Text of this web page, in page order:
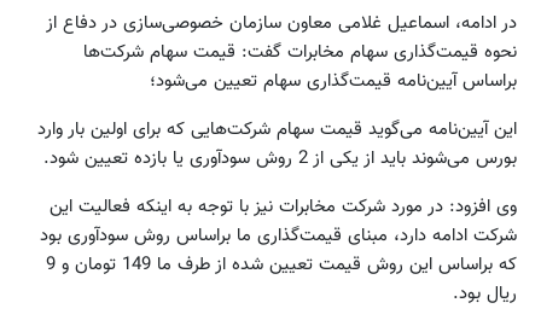
در ادامه، اسماعیل غلامی معاون سازمان خصوصی‌سازی‌ در دفاع از
نحوه قیمت‌گذاری سهام مخابرات گفت: قیمت سهام شرکت‌ها
براساس آیین‌نامه قیمت‌گذاری سهام تعیین می‌شود؛
این آیین‌نامه می‌گوید قیمت سهام شرکت‌هایی که برای اولین بار وارد
بورس می‌شوند باید از یکی از 2 روش سودآوری یا بازده تعیین شود.
وی افزود: در مورد شرکت مخابرات نیز با توجه به اینکه فعالیت این
شرکت ادامه دارد، مبنای قیمت‌گذاری ما براساس روش سودآوری بود
که براساس این روش قیمت تعیین شده از طرف ما 149 تومان و 9
ریال بود.